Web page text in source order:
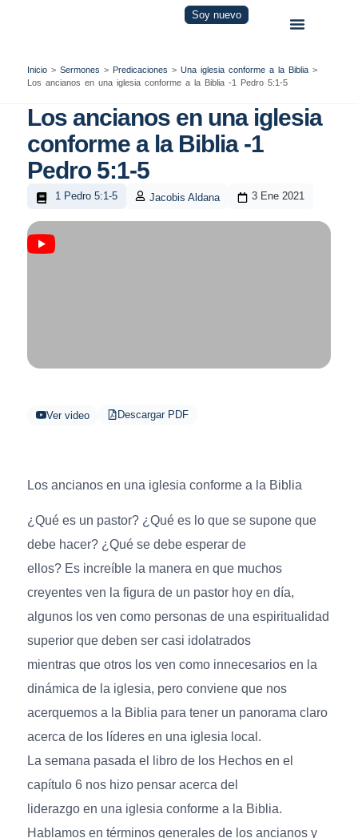
Soy nuevo
Inicio> Sermones > Predicaciones > Una iglesia conforme a la Biblia>
Los ancianos en una iglesia conforme a la Biblia -1 Pedro 5:1-5
Los ancianos en una iglesia
conforme a la Biblia -1
Pedro 5:1-5
1 Pedro 5:1-5 Jacobis Aldana 3 Ene 2021
Ver video Descargar PDF
Los ancianos en una iglesia conforme a la Biblia
¿Qué es un pastor? ¿Qué es lo que se supone que
debe hacer? ¿Qué se debe esperar de
ellos? Es increíble la manera en que muchos
creyentes ven la figura de un pastor hoy en día,
algunos los ven como personas de una espiritualidad
superior que deben ser casi idolatrados
mientras que otros los ven como innecesarios en la
dinámica de la iglesia, pero conviene que nos
acerquemos a la Biblia para tener un panorama claro
acerca de los líderes en una iglesia local.
La semana pasada el libro de los Hechos en el
capítulo 6 nos hizo pensar acerca del
liderazgo en una iglesia conforme a la Biblia.
Hablamos en términos generales de los ancianos y